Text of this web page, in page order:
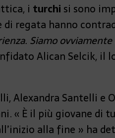
i turchi si sono
regata hanno
Siamo
Alican Selcik, il
Alexandra Santelli e
« È il più giovane
alla fine » ha